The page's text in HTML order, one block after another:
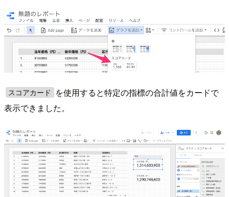
スコアカード
を使用すると特定の指標の合計値をカードで
表示できました。